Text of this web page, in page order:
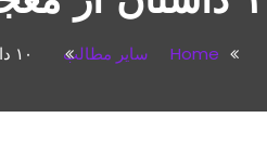
Home سایر مطالب ۱۰ داستان از معجزات امام علی